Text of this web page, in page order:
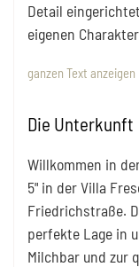
Detail
eigenen
ganzen Text anzeigen
Die Unterkunft
Willkommen in
5" in der Villa
Friedrichstraße.
perfekte Lage in
Milchbar und zur